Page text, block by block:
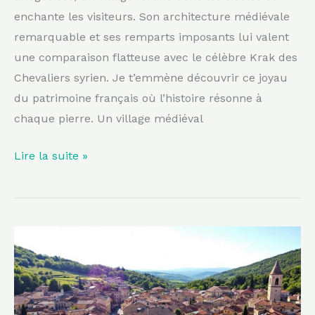
enchante les visiteurs. Son architecture médiévale
remarquable et ses remparts imposants lui valent
une comparaison flatteuse avec le célèbre Krak des
Chevaliers syrien. Je t’emmène découvrir ce joyau
du patrimoine français où l’histoire résonne à
chaque pierre. Un village médiéval
Lire la suite »
cité
médiévale
d’Occitanie